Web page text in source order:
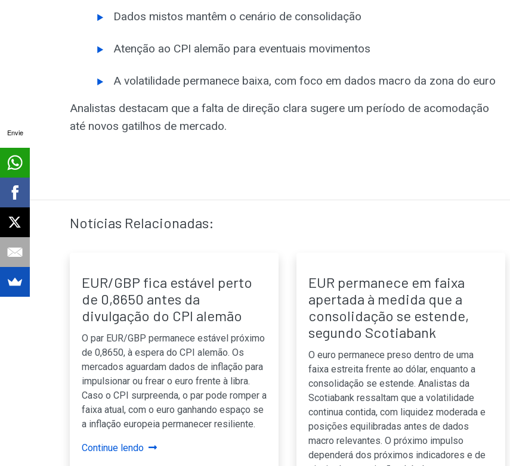
Dados mistos mantêm o cenário de consolidação
Atenção ao CPI alemão para eventuais movimentos
A volatilidade permanece baixa, com foco em dados macro da zona do euro
Analistas destacam que a falta de direção clara sugere um período de acomodação
até novos gatilhos de mercado.
Notícias Relacionadas:
EUR/GBP fica estável perto
de 0,8650 antes da
divulgação do CPI alemão
O par EUR/GBP permanece estável próximo
de 0,8650, à espera do CPI alemão. Os
mercados aguardam dados de inflação para
impulsionar ou frear o euro frente à libra.
Caso o CPI surpreenda, o par pode romper a
faixa atual, com o euro ganhando espaço se
a inflação europeia permanecer resiliente.
Continue lendo
EUR permanece em faixa
apertada à medida que a
consolidação se estende,
segundo Scotiabank
O euro permanece preso dentro de uma
faixa estreita frente ao dólar, enquanto a
consolidação se estende. Analistas da
Scotiabank ressaltam que a volatilidade
continua contida, com liquidez moderada e
posições equilibradas antes de dados
macro relevantes. O próximo impulso
dependerá dos próximos indicadores e de
Envie